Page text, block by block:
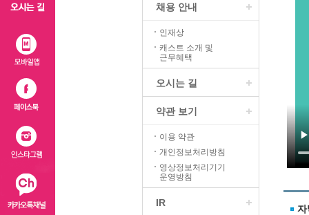
채용 안내
인재상
캐스트 소개 및
근무혜택
오시는 길
약관 보기
이용 약관
개인정보처리방침
영상정보처리기기
운영방침
IR
자